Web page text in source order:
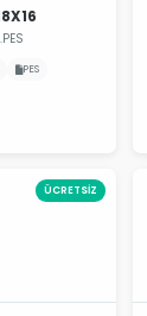
PES
ÜCRETSİZ